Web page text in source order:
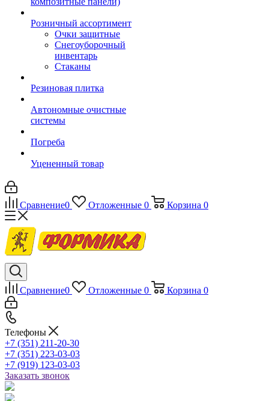
Розничный ассортимент
Очки защитные
Снегоуборочный
инвентарь
Стаканы
Резиновая плитка
Автономные очистные
системы
Погреба
Уцененный товар
Сравнение0 Отложенные 0 Корзина 0
Сравнение0 Отложенные 0 Корзина 0
Телефоны
+7 (351) 211-20-30
+7 (351) 223-03-03
+7 (919) 123-03-03
Заказать звонок